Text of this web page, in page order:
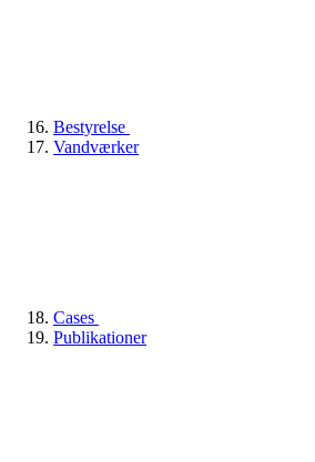
Bestyrelse
Vandværker
Cases
Publikationer